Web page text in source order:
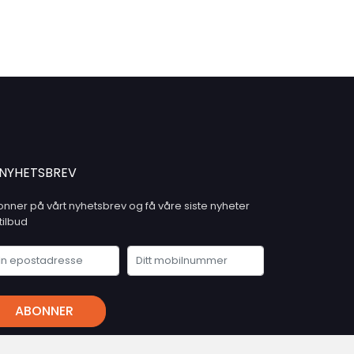
to
of
of the best places to spot the shy
hammerhead sharks.At the
dive Angarosh Reef: named after
times and where we can usually
spot groups of hammerhead
sharks, barracudas and jackfish
next to the incredible walls and
whip coral gardens. Abington Reef:
vertical walls covered with corals
Qita El Banna: White tip reef sharks,
NYHETSBREV
på vårt nyhetsbrev og få våre siste nyheter
ABONNER